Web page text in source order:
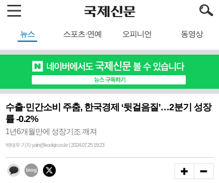
뉴스 스포츠·연예 오피니언 동영상
수출·민간소비 주춤, 한국경제 ‘뒷걸음질’…2분기 성장
률 -0.2%
1년6개월만에 성장기조 깨져
박태우 기자 yain@kookje.co.kr | 2024.07.25 19:23